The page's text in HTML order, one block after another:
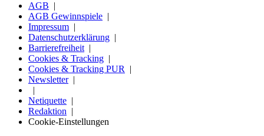
AGB
AGB Gewinnspiele
Impressum
Datenschutzerklärung
Barrierefreiheit
Cookies & Tracking
Cookies & Tracking PUR
Newsletter
Netiquette
Redaktion
Cookie-Einstellungen